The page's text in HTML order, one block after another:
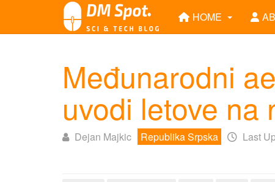
HOME
Međunarodni
uvodi letove na
Dejan Majkic Republika Srpska Last